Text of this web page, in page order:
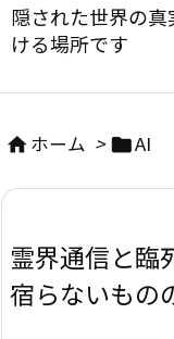
隠された世界の
ける場所です
ホーム > AI
霊界通信と臨
宿らないもの